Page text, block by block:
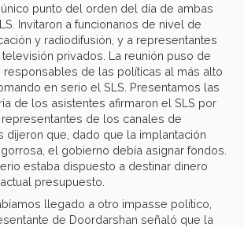
punto del orden del día de ambas
Invitaron a funcionarios de nivel de
y radiodifusión, y a representantes
privados. La reunión puso de
responsables de las políticas al más alto
en serio el SLS. Presentamos las
de los asistentes afirmaron el SLS por
de los canales de
dijeron que, dado que la implantación
el gobierno debía asignar fondos.
estaba dispuesto a destinar dinero
presupuesto.
llegado a otro impasse político,
de Doordarshan señaló que la